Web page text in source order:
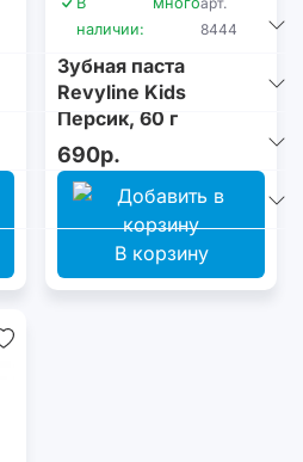
наличии:
8444
Зубная паста
Revyline Kids
Персик, 60 г
690р.
В корзину